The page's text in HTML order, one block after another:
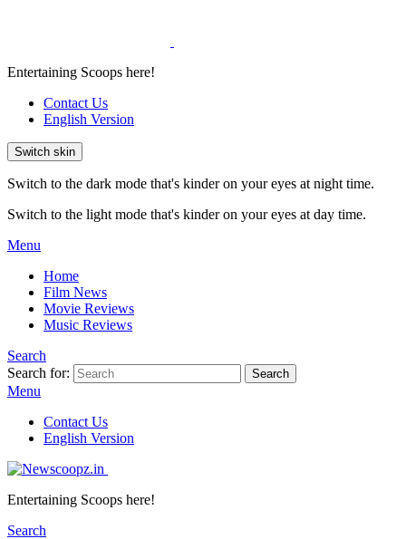
Entertaining Scoops here!
Contact Us
English Version
Switch skin
Switch to the dark mode that's kinder on your eyes at night time.
Switch to the light mode that's kinder on your eyes at day time.
Menu
Home
Film News
Movie Reviews
Music Reviews
Search
Search for:
Search
Menu
Contact Us
English Version
Entertaining Scoops here!
Search